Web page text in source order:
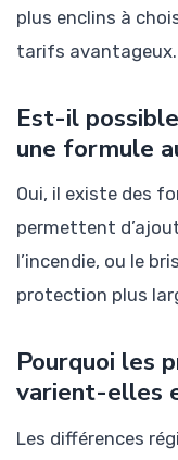
plus enclins à
tarifs avantageux.
Est-il
une formule
Oui, il existe des
permettent
l’incendie, ou le
protection plus
Pourquoi les
varient-elles
Les différences